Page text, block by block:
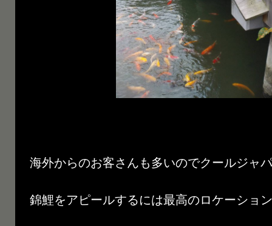
海外からのお客さんも多いのでクールジャ
錦鯉をアピールするには最高のロケーショ